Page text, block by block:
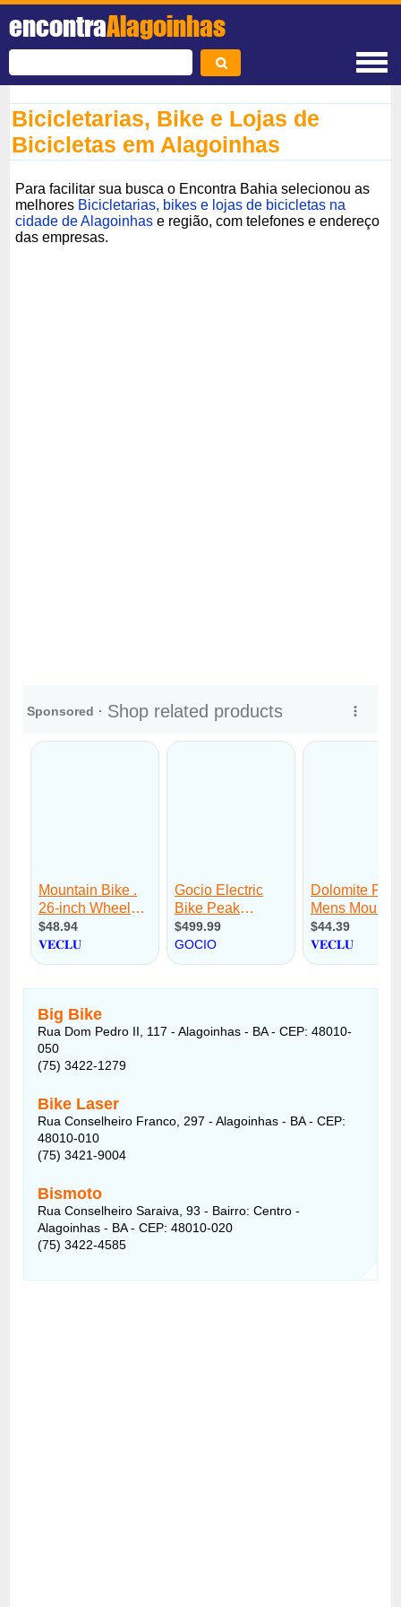
encontraAlagoinhas
Bicicletarias, Bike e Lojas de
Bicicletas em Alagoinhas
Para facilitar sua busca o Encontra Bahia selecionou as
melhores Bicicletarias, bikes e lojas de bicicletas na
cidade de Alagoinhas e região, com telefones e endereço
das empresas.
Big Bike
Rua Dom Pedro II, 117 - Alagoinhas - BA - CEP: 48010-
050
(75) 3422-1279
Bike Laser
Rua Conselheiro Franco, 297 - Alagoinhas - BA - CEP:
48010-010
(75) 3421-9004
Bismoto
Rua Conselheiro Saraiva, 93 - Bairro: Centro -
Alagoinhas - BA - CEP: 48010-020
(75) 3422-4585